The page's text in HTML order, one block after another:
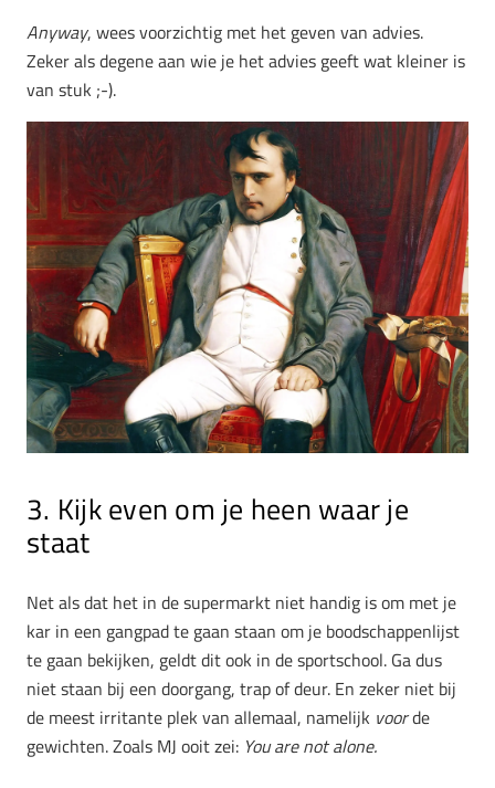
Anyway, wees voorzichtig met het geven van advies.
Zeker als degene aan wie je het advies geeft wat kleiner is
van stuk ;-).
3. Kijk even om je heen waar je
staat
Net als dat het in de supermarkt niet handig is om met je
kar in een gangpad te gaan staan om je boodschappenlijst
te gaan bekijken, geldt dit ook in de sportschool. Ga dus
niet staan bij een doorgang, trap of deur. En zeker niet bij
de meest irritante plek van allemaal, namelijk voorde
gewichten. Zoals MJ ooit zei: You are not alone.